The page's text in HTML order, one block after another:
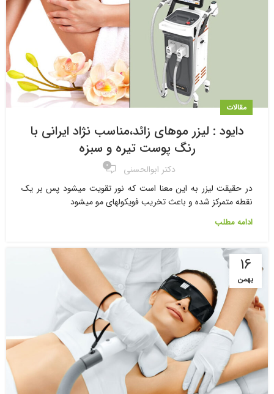
مقالات
دایود : لیزر موهای زائد،مناسب نژاد ایرانی با
رنگ پوست تیره و سبزه
دکتر ابوالحسنی ۰
در حقیقت لیزر به این معنا است که نور تقویت می­شود پس بر یک
نقطه متمرکز شده و باعث تخریب فویکول­های مو می­شود
ادامه مطلب
۱۶
بهمن